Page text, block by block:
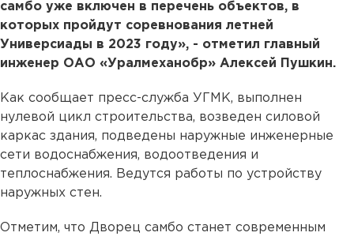
самбо уже включен в перечень объектов, в
которых пройдут соревнования летней
Универсиады в 2023 году», - отметил главный
инженер ОАО «Уралмеханобр» Алексей Пушкин.
Как сообщает пресс-служба УГМК, выполнен
нулевой цикл строительства, возведен силовой
каркас здания, подведены наружные инженерные
сети водоснабжения, водоотведения и
теплоснабжения. Ведутся работы по устройству
наружных стен.
Отметим, что Дворец самбо станет современным